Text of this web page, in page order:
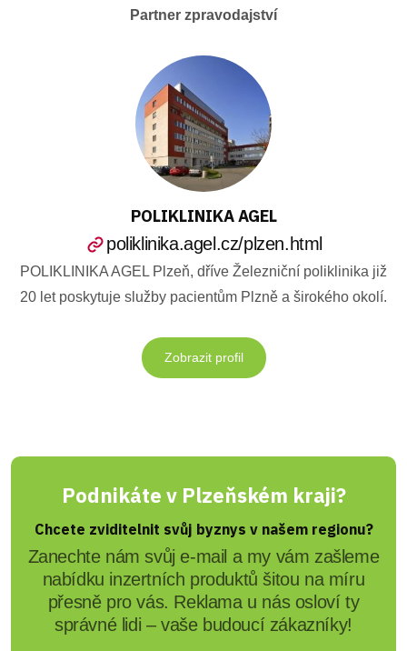
Partner zpravodajství
POLIKLINIKA AGEL
poliklinika.agel.cz/plzen.html
POLIKLINIKA AGEL Plzeň, dříve Železniční poliklinika již
20 let poskytuje služby pacientům Plzně a širokého okolí.
Zobrazit profil
Podnikáte v Plzeňském kraji?
Chcete zviditelnit svůj byznys v našem regionu?
Zanechte nám svůj e-mail a my vám zašleme
nabídku inzertních produktů šitou na míru
přesně pro vás. Reklama u nás osloví ty
správné lidi – vaše budoucí zákazníky!